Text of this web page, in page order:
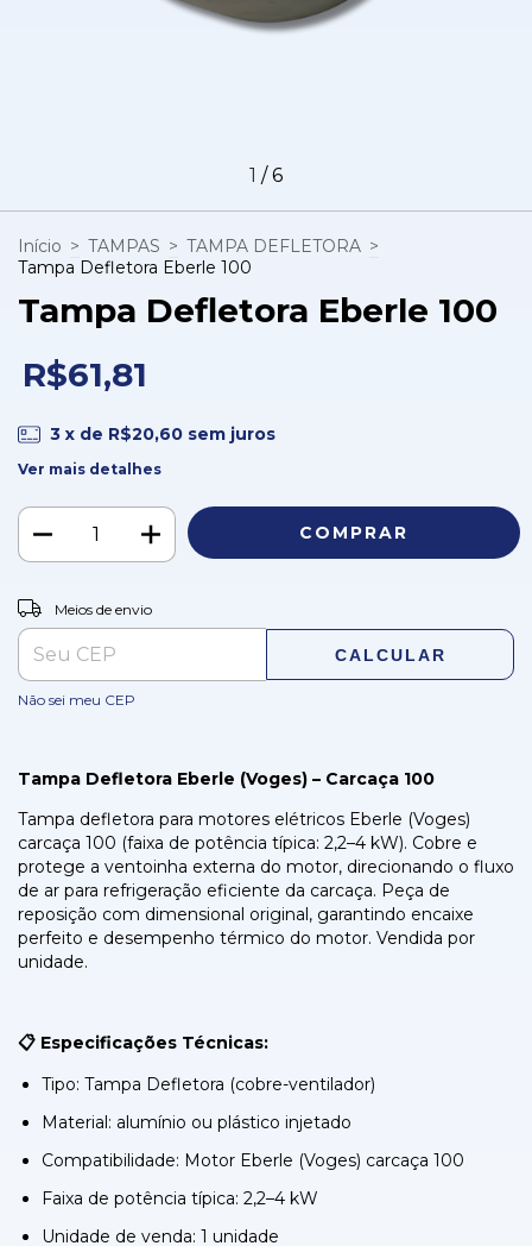
1 /6
Início > TAMPAS > TAMPA DEFLETORA >
Tampa Defletora Eberle 100
Tampa Defletora Eberle 100
R$61,81
3 x de R$20,60 sem juros
Ver mais detalhes
Entregas para o CEP:
Meios de envio
CALCULAR
Não sei meu CEP
Tampa Defletora Eberle (Voges) – Carcaça 100
Tampa defletora para motores elétricos Eberle (Voges)
carcaça 100 (faixa de potência típica: 2,2–4 kW). Cobre e
protege a ventoinha externa do motor, direcionando o fluxo
de ar para refrigeração eficiente da carcaça. Peça de
reposição com dimensional original, garantindo encaixe
perfeito e desempenho térmico do motor. Vendida por
unidade.
📋 Especificações Técnicas:
Tipo: Tampa Defletora (cobre-ventilador)
Material: alumínio ou plástico injetado
Compatibilidade: Motor Eberle (Voges) carcaça 100
Faixa de potência típica: 2,2–4 kW
Unidade de venda: 1 unidade